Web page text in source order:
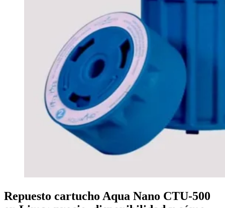
Repuesto cartucho Aqua Nano CTU-500